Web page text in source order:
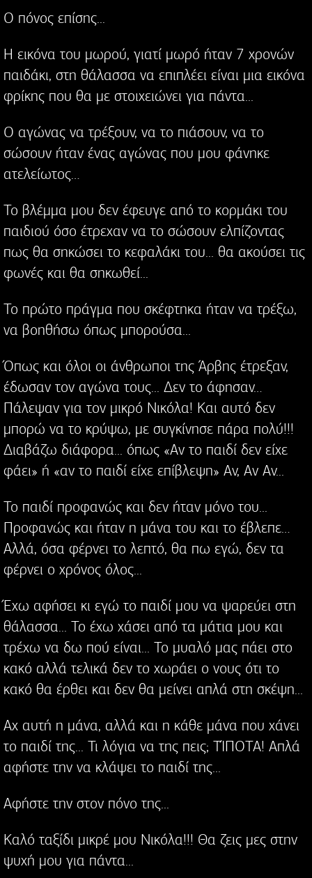
Ο πόνος επίσης...
Η εικόνα του μωρού, γιατί μωρό ήταν 7 χρονών
παιδάκι, στη θάλασσα να επιπλέει είναι μια εικόνα
φρίκης που θα με στοιχειώνει για πάντα...
Ο αγώνας να τρέξουν, να το πιάσουν, να το
σώσουν ήταν ένας αγώνας που μου φάνηκε
ατελείωτος…
Το βλέμμα μου δεν έφευγε από το κορμάκι του
παιδιού όσο έτρεχαν να το σώσουν ελπίζοντας
πως θα σηκώσει το κεφαλάκι του... θα ακούσει τις
φωνές και θα σηκωθεί...
Το πρώτο πράγμα που σκέφτηκα ήταν να τρέξω,
να βοηθήσω όπως μπορούσα...
Όπως και όλοι οι άνθρωποι της Άρβης έτρεξαν,
έδωσαν τον αγώνα τους... Δεν το άφησαν…
Πάλεψαν για τον μικρό Νικόλα! Και αυτό δεν
μπορώ να το κρύψω, με συγκίνησε πάρα πολύ!!!
Διαβάζω διάφορα... όπως «Αν το παιδί δεν είχε
φάει» ή «αν το παιδί είχε επίβλεψη» Αν, Αν Αν...
Το παιδί προφανώς και δεν ήταν μόνο του...
Προφανώς και ήταν η μάνα του και το έβλεπε…
Αλλά, όσα φέρνει το λεπτό, θα πω εγώ, δεν τα
φέρνει ο χρόνος όλος...
Έχω αφήσει κι εγώ το παιδί μου να ψαρεύει στη
θάλασσα... Το έχω χάσει από τα μάτια μου και
τρέχω να δω πού είναι... Το μυαλό μας πάει στο
κακό αλλά τελικά δεν το χωράει ο νους ότι το
κακό θα έρθει και δεν θα μείνει απλά στη σκέψη...
Αχ αυτή η μάνα, αλλά και η κάθε μάνα που χάνει
το παιδί της... Τι λόγια να της πεις; ΤΊΠΟΤΑ! Απλά
αφήστε την να κλάψει το παιδί της...
Αφήστε την στον πόνο της...
Καλό ταξίδι μικρέ μου Νικόλα!!! Θα ζεις μες στην
ψυχή μου για πάντα...